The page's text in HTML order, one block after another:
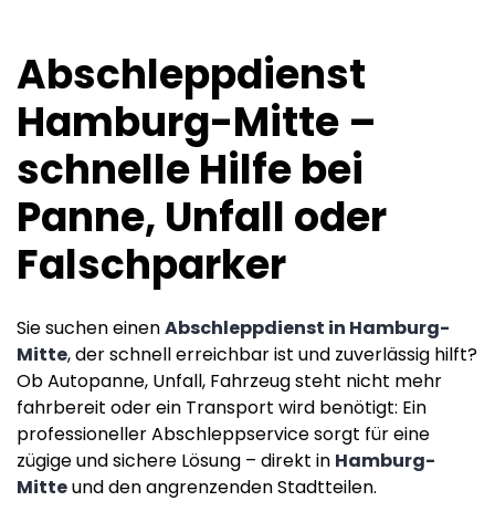
Abschleppdienst
Hamburg-Mitte –
schnelle Hilfe bei
Panne, Unfall oder
Falschparker
Sie suchen einenAbschleppdienst in Hamburg-
Mitte, der schnell erreichbar ist und zuverlässig hilft?
Ob Autopanne, Unfall, Fahrzeug steht nicht mehr
fahrbereit oder ein Transport wird benötigt: Ein
professioneller Abschleppservice sorgt für eine
zügige und sichere Lösung – direkt in Hamburg-
Mitteund den angrenzenden Stadtteilen.